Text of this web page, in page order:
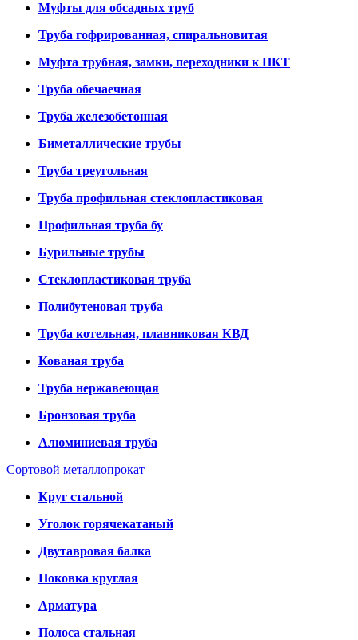
Муфты для обсадных труб
Труба гофрированная, спиральновитая
Муфта трубная, замки, переходники к НКТ
Труба обечаечная
Труба железобетонная
Биметаллические трубы
Труба треугольная
Труба профильная стеклопластиковая
Профильная труба бу
Бурильные трубы
Стеклопластиковая труба
Полибутеновая труба
Труба котельная, плавниковая КВД
Кованая труба
Труба нержавеющая
Бронзовая труба
Алюминиевая труба
Сортовой металлопрокат
Круг стальной
Уголок горячекатаный
Двутавровая балка
Поковка круглая
Арматура
Полоса стальная